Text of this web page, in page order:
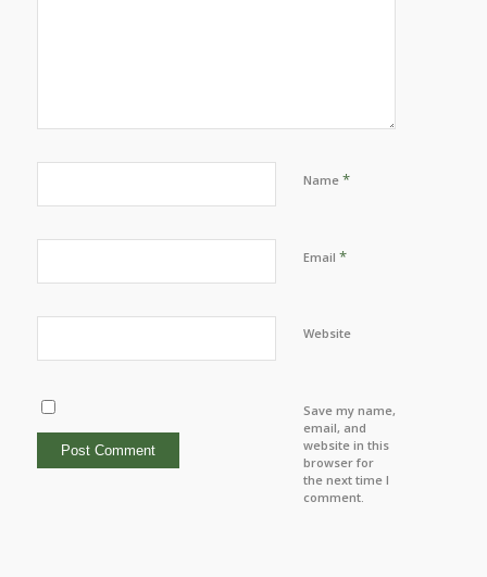
Name *
Email *
Website
Save my name,
email, and
website in this
browser for
the next time I
comment.